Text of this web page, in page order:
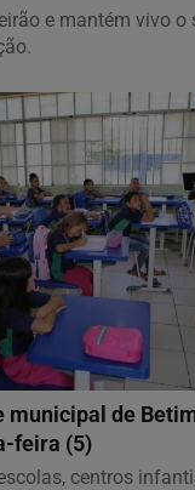
e mantém vivo o
municipal de
feira (5)
centros